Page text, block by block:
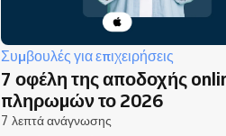
Συμβουλές για επιχειρήσεις
7 οφέλη της αποδοχής
πληρωμών το 2026
7 λεπτά ανάγνωσης